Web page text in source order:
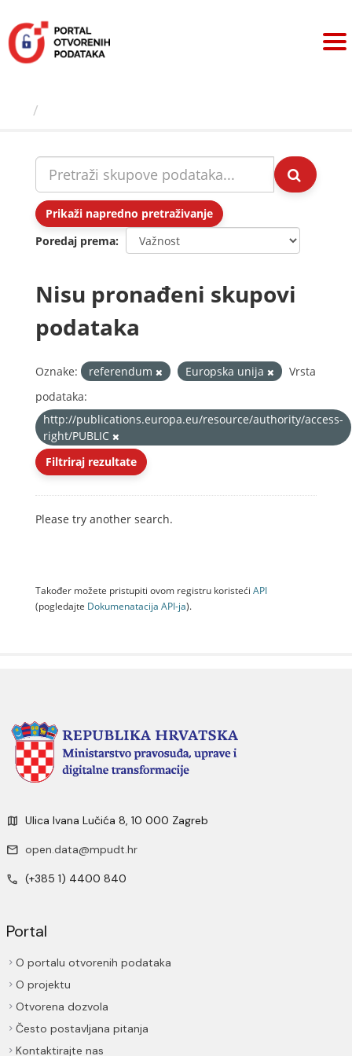
sadržaj
Prikaži napredno pretraživanje
Poredaj prema
Nisu pronađeni skupovi
podataka
Oznake: referendum Europska unija
Vrsta
podataka:
http://publications.europa.eu/resource/authority/access-
right/PUBLIC
Filtriraj rezultate
Please try another search.
Također možete pristupiti ovom registru koristeći API
(pogledajte Dokumenаtаcijа API-jа).